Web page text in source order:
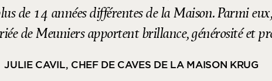
de 14 années différentes de la Maison. Parmi
de Meuniers apportent brillance, générosité et
JULIE CAVIL, CHEF DE CAVES DE LA MAISON KRUG